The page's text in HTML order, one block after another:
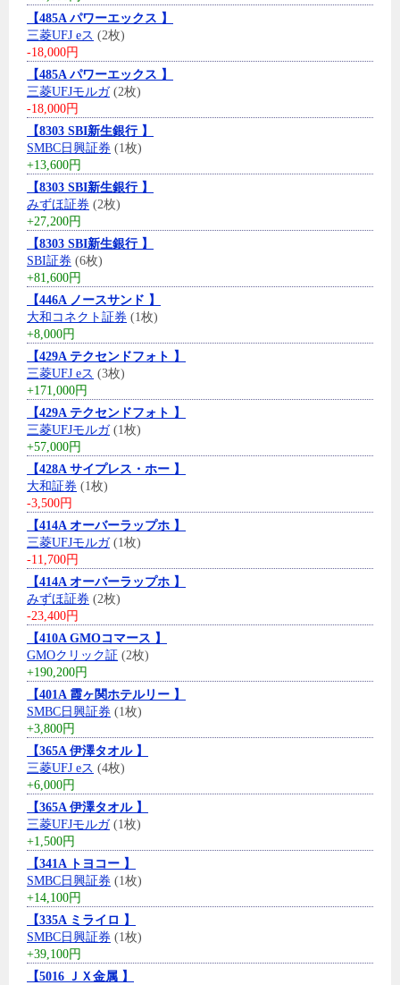
【485A パワーエックス 】
三菱UFJ eス (2枚)
-18,000円
【485A パワーエックス 】
三菱UFJモルガ(2枚)
-18,000円
【8303 SBI新生銀行 】
SMBC日興証券 (1枚)
+13,600円
【8303 SBI新生銀行 】
みずほ証券 (2枚)
+27,200円
【8303 SBI新生銀行 】
SBI証券 (6枚)
+81,600円
【446A ノースサンド 】
大和コネクト証券 (1枚)
+8,000円
【429A テクセンドフォト 】
三菱UFJ eス (3枚)
+171,000円
【429A テクセンドフォト 】
三菱UFJモルガ(1枚)
+57,000円
【428A サイプレス・ホー 】
大和証券 (1枚)
-3,500円
【414A オーバーラップホ 】
三菱UFJモルガ(1枚)
-11,700円
【414A オーバーラップホ 】
みずほ証券 (2枚)
-23,400円
【410A GMOコマース 】
GMOクリック証 (2枚)
+190,200円
【401A 霞ヶ関ホテルリー 】
SMBC日興証券 (1枚)
+3,800円
【365A 伊澤タオル 】
三菱UFJ eス (4枚)
+6,000円
【365A 伊澤タオル 】
三菱UFJモルガ(1枚)
+1,500円
【341A トヨコー 】
SMBC日興証券 (1枚)
+14,100円
【335A ミライロ 】
SMBC日興証券 (1枚)
+39,100円
【5016 ＪＸ金属 】